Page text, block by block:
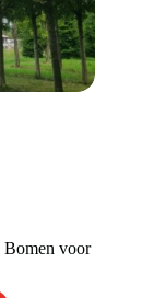
Bomen voor